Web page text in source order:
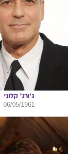
ג'ורג' קלוני
06/05/1961